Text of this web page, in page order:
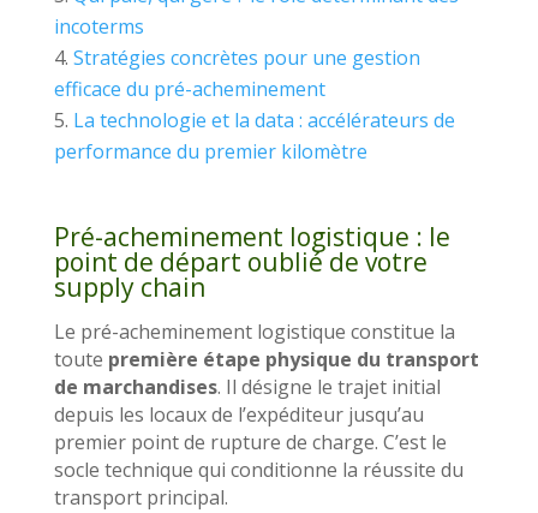
incoterms
Stratégies concrètes pour une gestion
efficace du pré-acheminement
La technologie et la data : accélérateurs de
performance du premier kilomètre
Pré-acheminement logistique : le
point de départ oublié de votre
supply chain
Le pré-acheminement logistique constitue la
toute première étape physique du transport
de marchandises. Il désigne le trajet initial
depuis les locaux de l’expéditeur jusqu’au
premier point de rupture de charge. C’est le
socle technique qui conditionne la réussite du
transport principal.